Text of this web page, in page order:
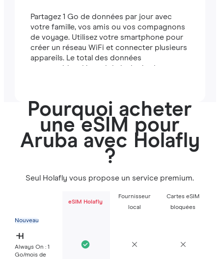
Partagez 1 Go de données par jour avec
votre famille, vos amis ou vos compagnons
de voyage. Utilisez votre smartphone pour
créer un réseau WiFi et connecter plusieurs
appareils. Le total des données
partageables dépend de la durée de votre
Pourquoi acheter
une eSIM pour
Aruba avec Holafly
?
Seul Holafly vous propose un service premium.
eSIM Holafly
Fournisseur
local
Cartes eSIM
bloquées
Nouveau
Always On : 1
Go/mois de